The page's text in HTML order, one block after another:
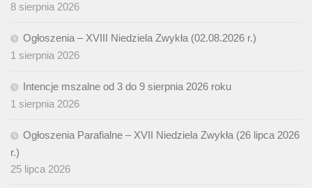
8 sierpnia 2026
Ogłoszenia – XVIII Niedziela Zwykła (02.08.2026 r.)
1 sierpnia 2026
Intencje mszalne od 3 do 9 sierpnia 2026 roku
1 sierpnia 2026
Ogłoszenia Parafialne – XVII Niedziela Zwykła (26 lipca 2026
r.)
25 lipca 2026